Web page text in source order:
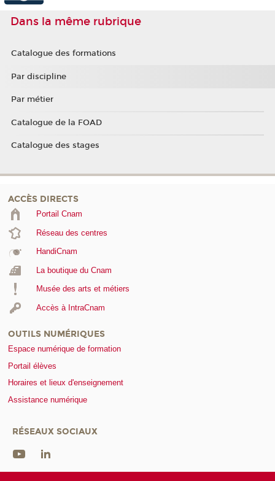
Dans la même rubrique
Catalogue des formations
Par discipline
Par métier
Catalogue de la FOAD
Catalogue des stages
ACCÈS DIRECTS
Portail Cnam
Réseau des centres
HandiCnam
La boutique du Cnam
Musée des arts et métiers
Accès à IntraCnam
OUTILS NUMÉRIQUES
Espace numérique de formation
Portail élèves
Horaires et lieux d'enseignement
Assistance numérique
RÉSEAUX SOCIAUX